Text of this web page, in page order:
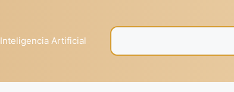
Inteligencia Artificial